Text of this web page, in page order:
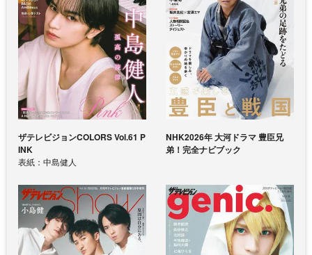
ザテレビジョンCOLORS Vol.61 P
INK
表紙：中島健人
NHK2026年 大河ドラマ 豊臣兄
弟！完全ナビブック